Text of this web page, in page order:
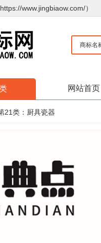
www.jingbiaow.com/）
商标名
网站首页
21类：厨具瓷器